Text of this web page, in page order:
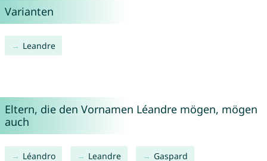
Varianten
Leandre
Eltern, die den Vornamen Léandre mögen, mögen
auch
Léandro Leandre Gaspard